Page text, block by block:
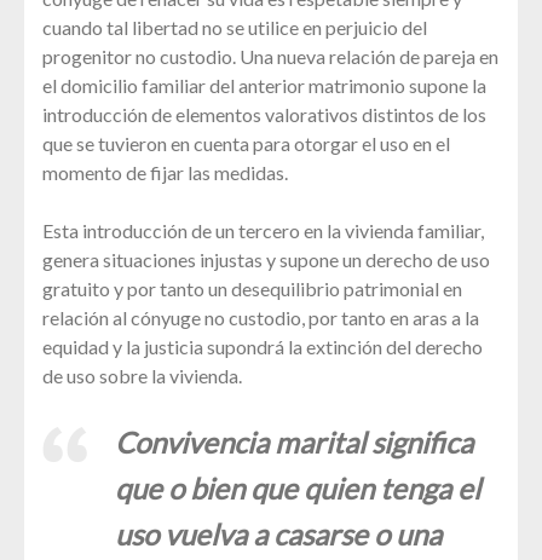
cuando tal libertad no se utilice en perjuicio del
progenitor no custodio. Una nueva relación de pareja en
el domicilio familiar del anterior matrimonio supone la
introducción de elementos valorativos distintos de los
que se tuvieron en cuenta para otorgar el uso en el
momento de fijar las medidas.
Esta introducción de un tercero en la vivienda familiar,
genera situaciones injustas y supone un derecho de uso
gratuito y por tanto un desequilibrio patrimonial en
relación al cónyuge no custodio, por tanto en aras a la
equidad y la justicia supondrá la extinción del derecho
de uso sobre la vivienda.
Convivencia marital significa
que o bien que quien tenga el
uso vuelva a casarse o una